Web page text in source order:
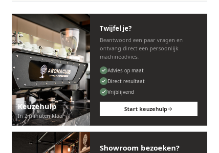
Keuzehulp
In 2 minuten klaar
Twijfel je?
Beantwoord een paar vragen en
ontvang direct een persoonlijk
machineadvies.
Advies op maat
Direct resultaat
Vrijblijvend
Start keuzehulp
Showroom bezoeken?